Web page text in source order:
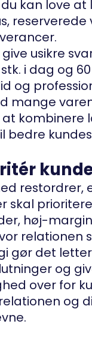
kan love at
reserverede
usikre
i dag og
og
mange
kombinere
bedre
restordrer,
skal
høj-
relationen
gør det
og
over for
og